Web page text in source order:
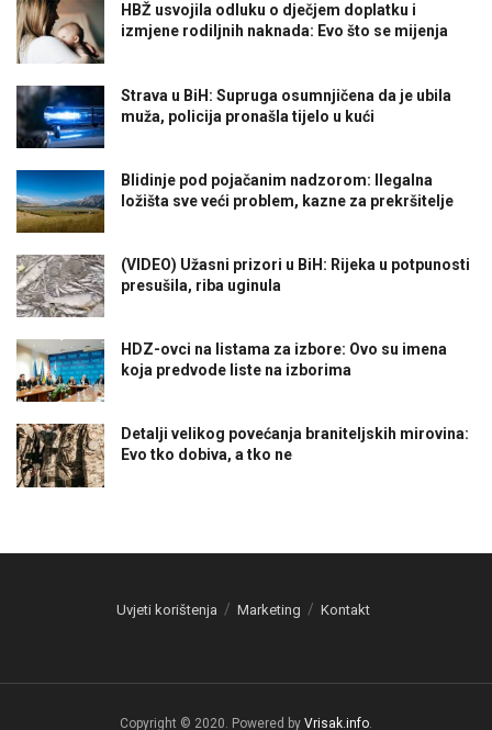
HBŽ usvojila odluku o dječjem doplatku i
izmjene rodiljnih naknada: Evo što se mijenja
Strava u BiH: Supruga osumnjičena da je ubila
muža, policija pronašla tijelo u kući
Blidinje pod pojačanim nadzorom: Ilegalna
ložišta sve veći problem, kazne za prekršitelje
(VIDEO) Užasni prizori u BiH: Rijeka u potpunosti
presušila, riba uginula
HDZ-ovci na listama za izbore: Ovo su imena
koja predvode liste na izborima
Detalji velikog povećanja braniteljskih mirovina:
Evo tko dobiva, a tko ne
Uvjeti korištenja Marketing Kontakt
Copyright © 2020. Powered by Vrisak.info